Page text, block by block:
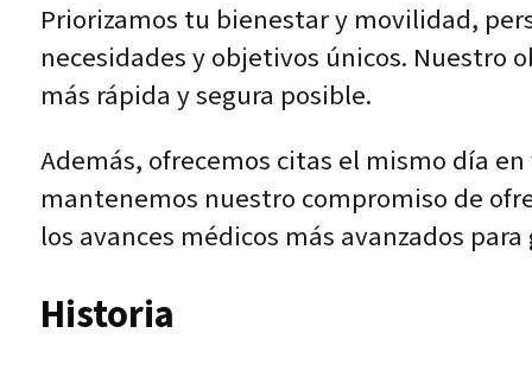
Priorizamos tu bienestar y movilidad,
necesidades y objetivos únicos.
más rápida y segura posible.
Además, ofrecemos citas el mismo día
mantenemos nuestro compromiso de
los avances médicos más avanzados
Historia